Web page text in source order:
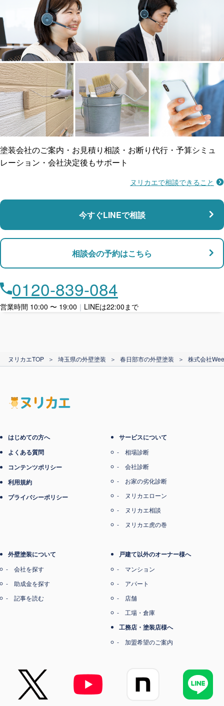
工事保険
ご近所トラブルに
賠償保険
支払い対応
ローン利用
カード支払い
雨漏り修繕
防水工事
マンション・アパート対応
店舗・事務所対応
塗装会社のご案内・お見積り相談・お断り代行・予算シミュ
レーション・会社決定後もサポート
ヌリカエで相談できること
今すぐLINEで相談
相談会の予約はこちら
0120-839-084
営業時間 10:00 〜 19:00 ｜ LINEは22:00まで
ヌリカエTOP ＞ 埼玉県の外壁塗装 ＞ 春日部市の外壁塗装 ＞ 株式会社
はじめての方へ
よくある質問
コンテンツポリシー
利用規約
プライバシーポリシー
サービスについて
相場診断
会社診断
お家の劣化診断
ヌリカエローン
ヌリカエ相談
ヌリカエ虎の巻
外壁塗装について
会社を探す
助成金を探す
記事を読む
戸建て以外のオーナー様へ
マンション
アパート
店舗
工場・倉庫
工務店・塗装店様へ
加盟希望のご案内